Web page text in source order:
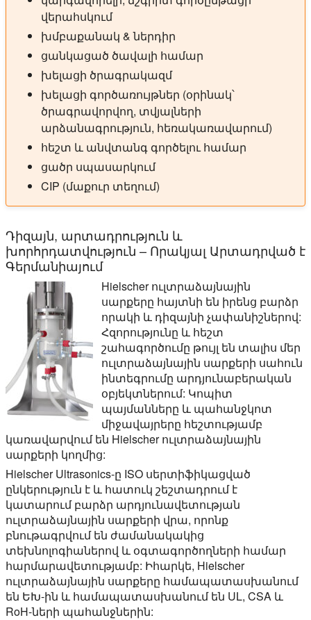
վերահսկում
խմբաքանակ & ներդիր
ցանկացած ծավալի համար
խելացի ծրագրակազմ
խելացի գործառույթներ (օրինակ՝
ծրագրավորվող, տվյալների
արձանագրություն, հեռակառավարում)
հեշտ և անվտանգ գործելու համար
ցածր սպասարկում
CIP (մաքուր տեղում)
Դիզայն, արտադրություն և
խորհրդատվություն – Որակյալ Արտադրված է
Գերմանիայում
Hielscher ուլտրաձայնային
սարքերը հայտնի են իրենց բարձր
որակի և դիզայնի չափանիշներով:
Հզորությունը և հեշտ
շահագործումը թույլ են տալիս մեր
ուլտրաձայնային սարքերի սահուն
ինտեգրումը արդյունաբերական
օբյեկտներում: Կոպիտ
պայմանները և պահանջկոտ
միջավայրերը հեշտությամբ
կառավարվում են Hielscher ուլտրաձայնային
սարքերի կողմից:
Hielscher Ultrasonics-ը ISO սերտիֆիկացված
ընկերություն է և հատուկ շեշտադրում է
կատարում բարձր արդյունավետության
ուլտրաձայնային սարքերի վրա, որոնք
բնութագրվում են ժամանակակից
տեխնոլոգիաներով և օգտագործողների համար
հարմարավետությամբ: Իհարկե, Hielscher
ուլտրաձայնային սարքերը համապատասխանում
են ԵԽ-ին և համապատասխանում են UL, CSA և
RoH-ների պահանջներին: